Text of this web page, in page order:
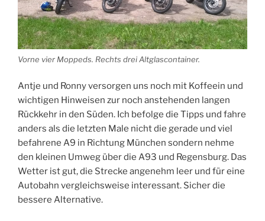
Vorne vier Moppeds. Rechts drei Altglascontainer.
Antje und Ronny versorgen uns noch mit Koffeein und
wichtigen Hinweisen zur noch anstehenden langen
Rückkehr in den Süden. Ich befolge die Tipps und fahre
anders als die letzten Male nicht die gerade und viel
befahrene A9 in Richtung München sondern nehme
den kleinen Umweg über die A93 und Regensburg. Das
Wetter ist gut, die Strecke angenehm leer und für eine
Autobahn vergleichsweise interessant. Sicher die
bessere Alternative.